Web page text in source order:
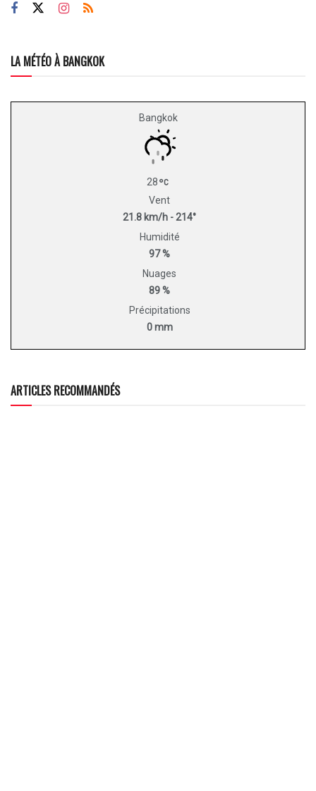
LA MÉTÉO À BANGKOK
Bangkok
28
Vent
21.8 km/h - 214°
Humidité
97 %
Nuages
89 %
Précipitations
0 mm
ARTICLES RECOMMANDÉS